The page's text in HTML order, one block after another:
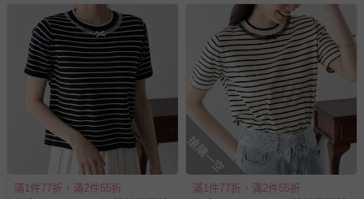
滿1件77折，滿2件55折
搶購一空
滿1件77折，滿2件55折